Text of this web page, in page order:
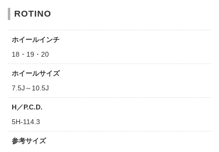
ROTINO
ホイールインチ
18・19・20
ホイールサイズ
7.5J～10.5J
H／P.C.D.
5H-114.3
参考サイズ